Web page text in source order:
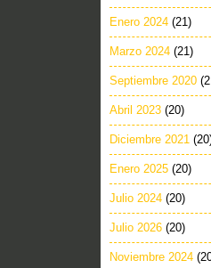
Enero 2024 (21)
Marzo 2024 (21)
Septiembre 2020
Abril 2023 (20)
Diciembre 2021
Enero 2025 (20)
Julio 2024 (20)
Julio 2026 (20)
Noviembre 2024